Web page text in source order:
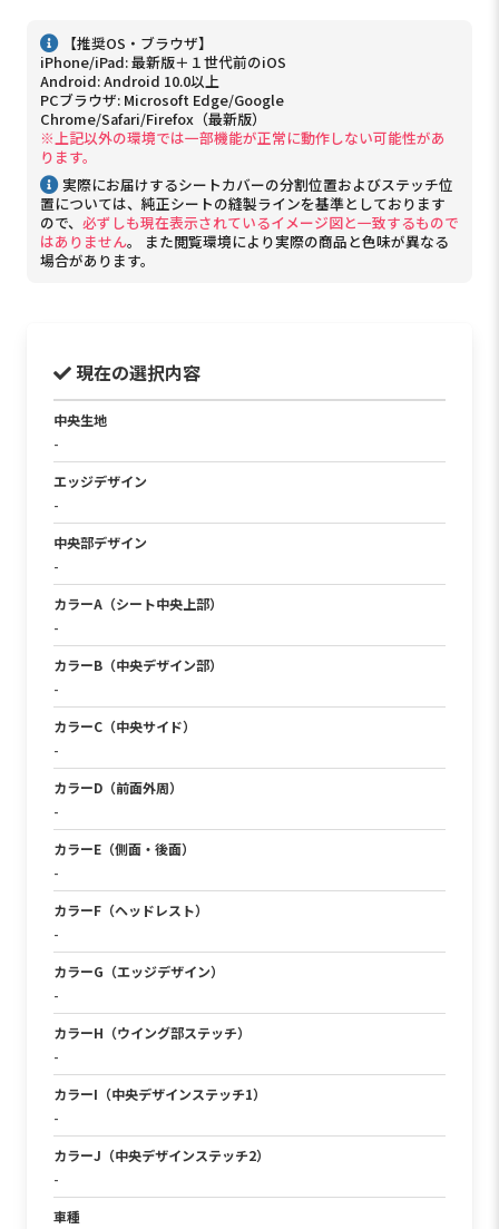
【推奨OS・ブラウザ】
iPhone/iPad: 最新版＋１世代前のiOS
Android: Android 10.0以上
PCブラウザ: Microsoft Edge/Google
Chrome/Safari/Firefox（最新版）
※上記以外の環境では一部機能が正常に動作しない可能性があ
ります。
実際にお届けするシートカバーの分割位置およびステッチ位
置については、純正シートの縫製ラインを基準としております
ので、 必ずしも現在表示されているイメージ図と一致するもので
はありません。 また閲覧環境により実際の商品と色味が異なる
場合があります。
現在の選択内容
中央生地
-
エッジデザイン
-
中央部デザイン
-
カラーA（シート中央上部）
-
カラーB（中央デザイン部）
-
カラーC（中央サイド）
-
カラーD（前面外周）
-
カラーE（側面・後面）
-
カラーF（ヘッドレスト）
-
カラーG（エッジデザイン）
-
カラーH（ウイング部ステッチ）
-
カラーI（中央デザインステッチ1）
-
カラーJ（中央デザインステッチ2）
-
車種